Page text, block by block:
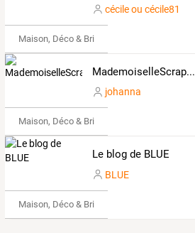
cécile ou cécile81
Maison, Déco & Bricolage
MademoiselleScrap...
johanna
Maison, Déco & Bricolage
Le blog de BLUE
BLUE
Maison, Déco & Bricolage